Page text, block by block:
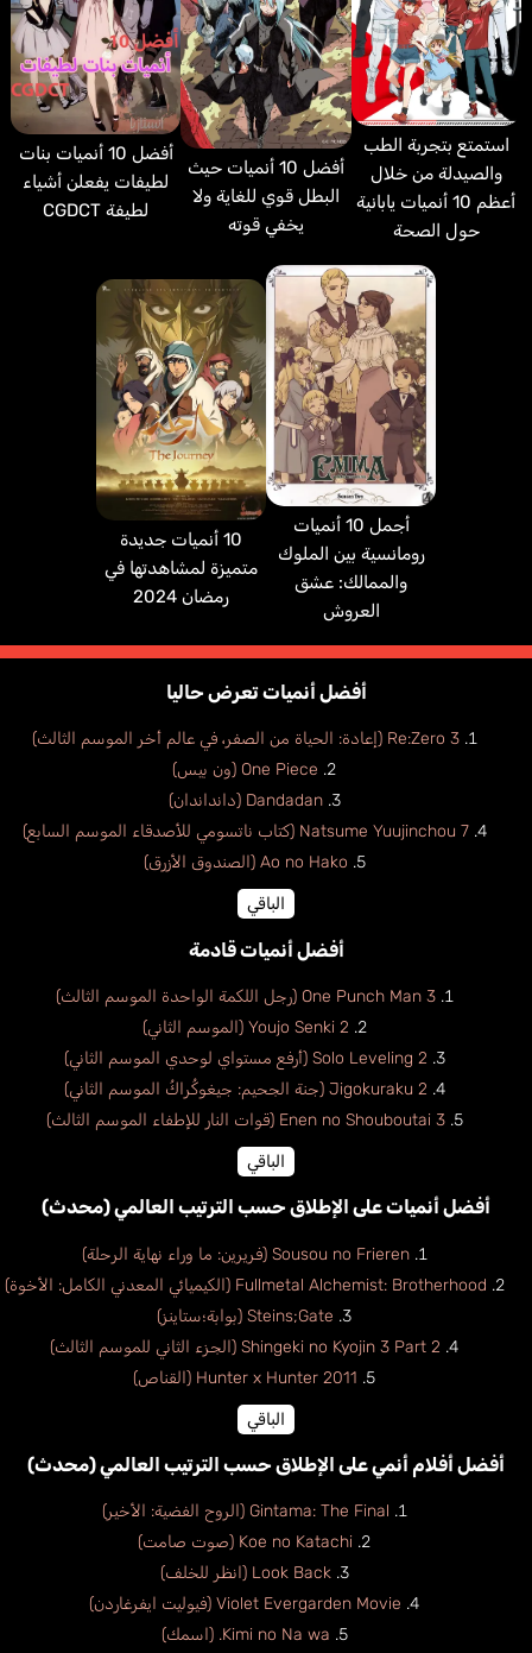
استمتع بتجربة الطب
والصيدلة من خلال
أعظم 10 أنميات يابانية
حول الصحة
أفضل 10 أنميات حيث
البطل قوي للغاية ولا
يخفي قوته
أفضل 10 أنميات بنات
لطيفات يفعلن أشياء
لطيفة CGDCT
أجمل 10 أنميات
رومانسية بين الملوك
والممالك: عشق
العروش
10 أنميات جديدة
متميزة لمشاهدتها في
رمضان 2024
أفضل أنميات تعرض حاليا
Re:Zero 3 (إعادة: الحياة من الصفر، في عالم أخر الموسم الثالث)
One Piece (ون بيس)
Dandadan (دانداندان)
Natsume Yuujinchou 7 (كتاب ناتسومي للأصدقاء الموسم السابع)
Ao no Hako (الصندوق الأزرق)
الباقي
أفضل أنميات قادمة
One Punch Man 3 (رجل اللكمة الواحدة الموسم الثالث)
Youjo Senki 2 (الموسم الثاني)
Solo Leveling 2 (أرفع مستواي لوحدي الموسم الثاني)
Jigokuraku 2 (جنة الجحيم: جيغوكُراكُ الموسم الثاني)
Enen no Shouboutai 3 (قوات النار للإطفاء الموسم الثالث)
الباقي
أفضل أنميات على الإطلاق حسب الترتيب العالمي (محدث)
Sousou no Frieren (فريرين: ما وراء نهاية الرحلة)
Fullmetal Alchemist: Brotherhood (الكيميائي المعدني الكامل: الأخوة)
Steins;Gate (بوابة؛ستاينز)
Shingeki no Kyojin 3 Part 2 (الجزء الثاني للموسم الثالث)
Hunter x Hunter 2011 (القناص)
الباقي
أفضل أفلام أنمي على الإطلاق حسب الترتيب العالمي (محدث)
Gintama: The Final (الروح الفضية: الأخير)
Koe no Katachi (صوت صامت)
Look Back (انظر للخلف)
Violet Evergarden Movie (فيوليت ايفرغاردن)
Kimi no Na wa. (اسمك)